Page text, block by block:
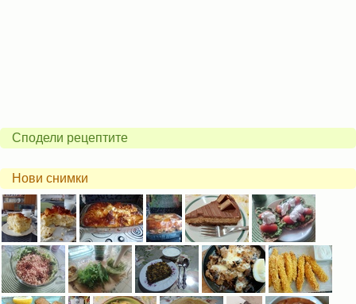
Сподели рецептите
Нови снимки